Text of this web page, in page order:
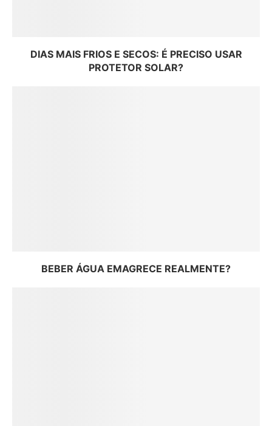
DIAS MAIS FRIOS E SECOS: É PRECISO USAR
PROTETOR SOLAR?
BEBER ÁGUA EMAGRECE REALMENTE?